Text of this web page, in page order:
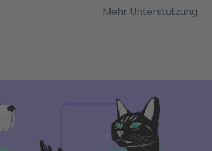
Mehr Unterstützung